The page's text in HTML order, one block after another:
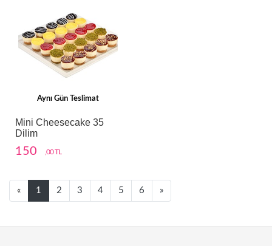
Aynı Gün Teslimat
Mini Cheesecake 35
Dilim
150 ,00 TL
«Next1 2 3 4 5 6 »Next